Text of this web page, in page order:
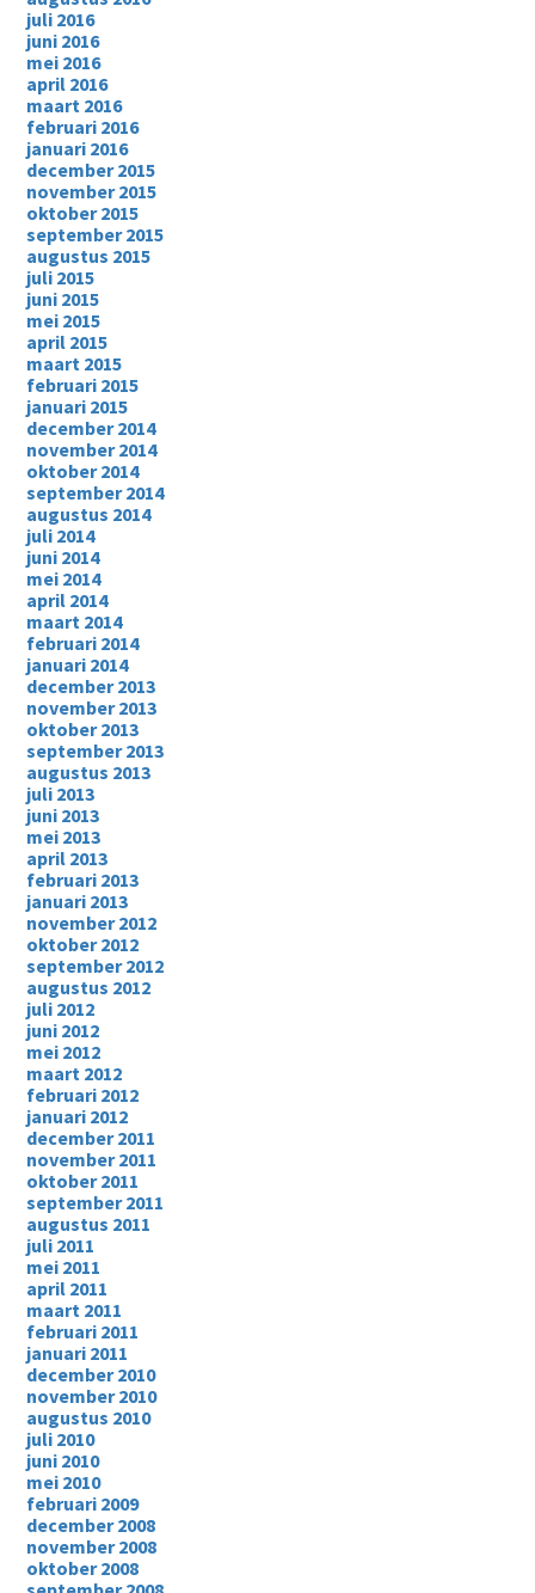
juli 2016
juni 2016
mei 2016
april 2016
maart 2016
februari 2016
januari 2016
december 2015
november 2015
oktober 2015
september 2015
augustus 2015
juli 2015
juni 2015
mei 2015
april 2015
maart 2015
februari 2015
januari 2015
december 2014
november 2014
oktober 2014
september 2014
augustus 2014
juli 2014
juni 2014
mei 2014
april 2014
maart 2014
februari 2014
januari 2014
december 2013
november 2013
oktober 2013
september 2013
augustus 2013
juli 2013
juni 2013
mei 2013
april 2013
februari 2013
januari 2013
november 2012
oktober 2012
september 2012
augustus 2012
juli 2012
juni 2012
mei 2012
maart 2012
februari 2012
januari 2012
december 2011
november 2011
oktober 2011
september 2011
augustus 2011
juli 2011
mei 2011
april 2011
maart 2011
februari 2011
januari 2011
december 2010
november 2010
augustus 2010
juli 2010
juni 2010
mei 2010
februari 2009
december 2008
november 2008
oktober 2008